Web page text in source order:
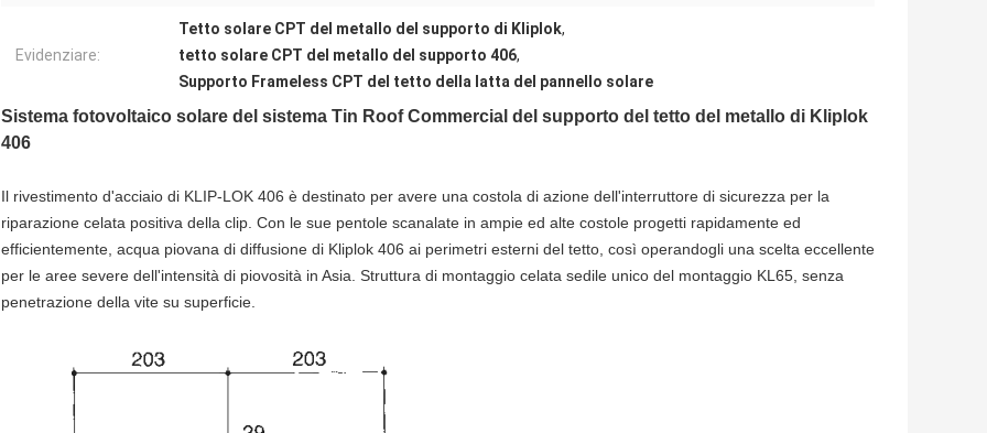
Evidenziare:
Tetto solare CPT del metallo del supporto di Kliplok,
tetto solare CPT del metallo del supporto 406,
Supporto Frameless CPT del tetto della latta del pannello solare
Sistema fotovoltaico solare del sistema Tin Roof Commercial del supporto del tetto del metallo di Kliplok
406
Il rivestimento d'acciaio di KLIP-LOK 406 è destinato per avere una costola di azione dell'interruttore di sicurezza per la
riparazione celata positiva della clip. Con le sue pentole scanalate in ampie ed alte costole progetti rapidamente ed
efficientemente, acqua piovana di diffusione di Kliplok 406 ai perimetri esterni del tetto, così operandogli una scelta eccellente
per le aree severe dell'intensità di piovosità in Asia. Struttura di montaggio celata sedile unico del montaggio KL65, senza
penetrazione della vite su superficie.